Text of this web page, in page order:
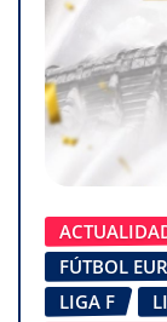
FÚTBOL
LIGA F